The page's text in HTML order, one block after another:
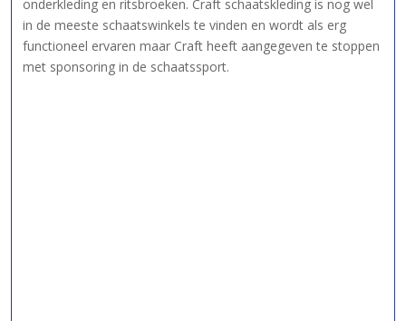
onderkleding en ritsbroeken. Craft schaatskleding is nog wel
in de meeste schaatswinkels te vinden en wordt als erg
functioneel ervaren maar Craft heeft aangegeven te stoppen
met sponsoring in de schaatssport.